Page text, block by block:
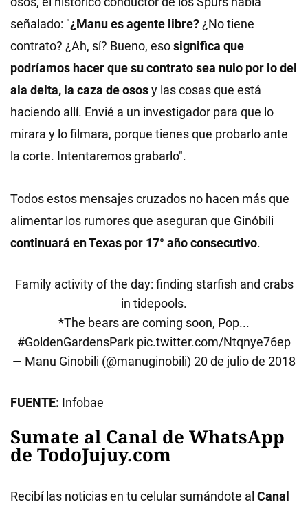
señalado: "¿Manu es agente libre?¿No tiene
contrato? ¿Ah, sí? Bueno, esosignifica que
podríamos hacer que su contrato sea nulo por lo del
ala delta, la caza de ososy las cosas que está
haciendo allí. Envié a un investigador para que lo
mirara y lo filmara, porque tienes que probarlo ante
la corte. Intentaremos grabarlo".
Todos estos mensajes cruzados no hacen más que
alimentar los rumores que aseguran que Ginóbili
continuará en Texas por 17° año consecutivo.
Family activity of the day: finding starfish and crabs
in tidepools.
*The bears are coming soon, Pop...
#GoldenGardensPark pic.twitter.com/Ntqnye76ep
— Manu Ginobili (@manuginobili) 20 de julio de 2018
FUENTE: Infobae
Sumate al Canal de WhatsApp
de TodoJujuy.com
Recibí las noticias en tu celular sumándote al Canal